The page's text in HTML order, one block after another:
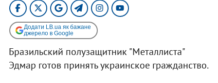
Додати LB.ua як бажане
джерело в Google
Бразильский полузащитник "Металлиста"
Эдмар готов принять украинское гражданство.